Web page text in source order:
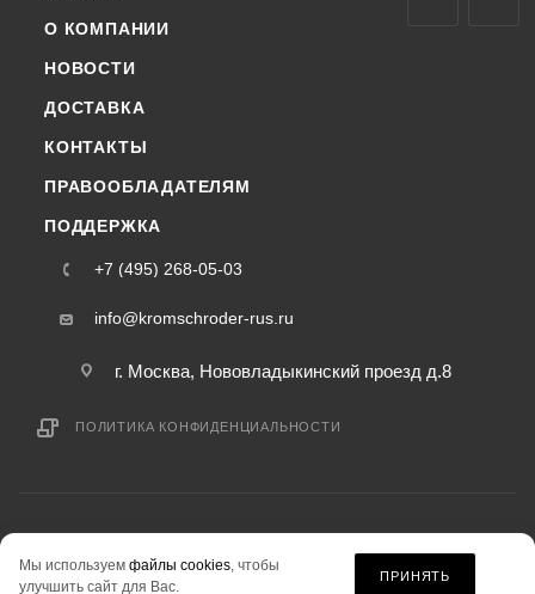
О КОМПАНИИ
НОВОСТИ
ДОСТАВКА
КОНТАКТЫ
ПРАВООБЛАДАТЕЛЯМ
ПОДДЕРЖКА
+7 (495) 268-05-03
info@kromschroder-rus.ru
г. Москва, Нововладыкинский проезд д.8
ПОЛИТИКА КОНФИДЕНЦИАЛЬНОСТИ
информация на сайте «kromschroder-rus.ru» не является публичной офертой.
Мы используем файлы cookies, чтобы
улучшить сайт для Вас.
ПРИНЯТЬ